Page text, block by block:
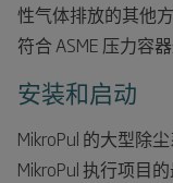
性气体排放的其他
符合 ASME 压力容
安装和启动
MikroPul 的大型除
MikroPul 执行项目